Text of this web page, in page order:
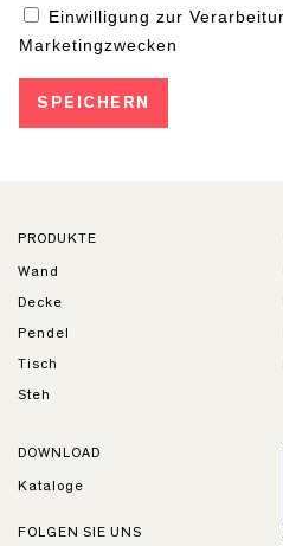
PRODUKTE
Wand
Decke
Pendel
Tisch
Steh
DOWNLOAD
Kataloge
FOLGEN SIE UNS